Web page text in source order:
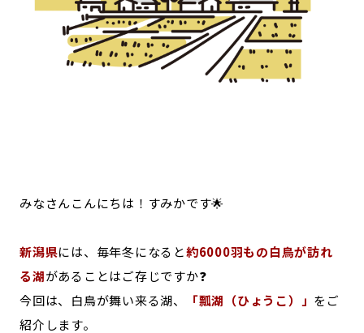
MILCプロジェクト
選出企業特別対談
Localist
SDGsの先駆者
イベント
飲食店
ニッポンの百選大全集
記事ライター アンバサダー
お問い合わせ 会社概要
みなさんこんにちは！すみかです🌟
新潟県には、毎年冬になると約6000羽もの白鳥が訪れ
る湖があることはご存じですか❓
今回は、白鳥が舞い来る湖、
「瓢湖（ひょうこ）」 をご
紹介します。